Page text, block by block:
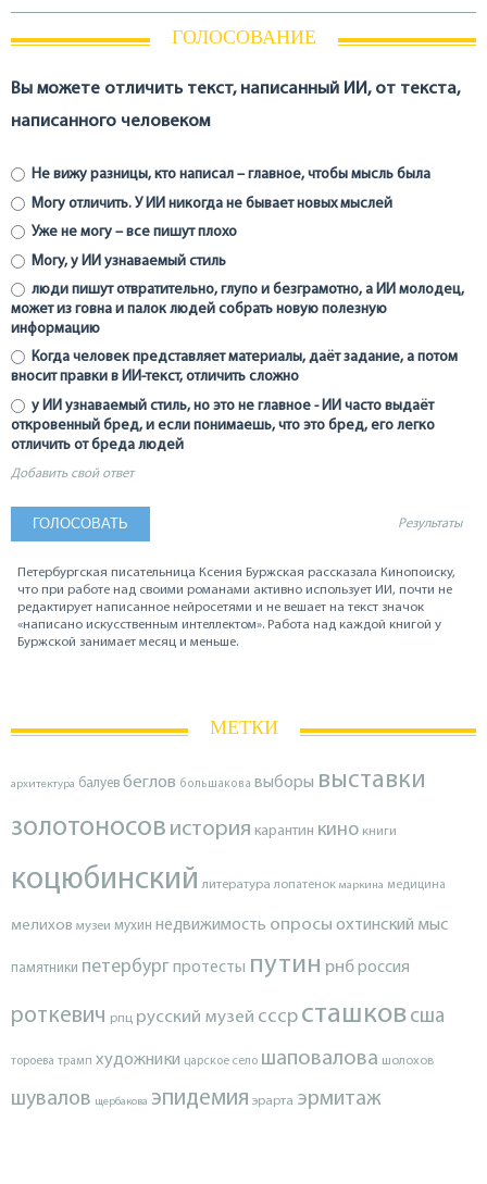
ГОЛОСОВАНИЕ
Вы можете отличить текст, написанный ИИ, от текста,
написанного человеком
Не вижу разницы, кто написал – главное, чтобы мысль была
Могу отличить. У ИИ никогда не бывает новых мыслей
Уже не могу – все пишут плохо
Могу, у ИИ узнаваемый стиль
люди пишут отвратительно, глупо и безграмотно, а ИИ молодец,
может из говна и палок людей собрать новую полезную
информацию
Когда человек представляет материалы, даёт задание, а потом
вносит правки в ИИ-текст, отличить сложно
у ИИ узнаваемый стиль, но это не главное - ИИ часто выдаёт
откровенный бред, и если понимаешь, что это бред, его легко
отличить от бреда людей
Добавить свой ответ
Результаты
Петербургская писательница Ксения Буржская рассказала Кинопоиску,
что при работе над своими романами активно использует ИИ, почти не
редактирует написанное нейросетями и не вешает на текст значок
«написано искусственным интеллектом». Работа над каждой книгой у
Буржской занимает месяц и меньше.
МЕТКИ
архитектура балуев беглов большакова выборы выставки
золотоносов история карантин кино книги
коцюбинский литература лопатенок маркина медицина
мелихов музеи мухин недвижимость опросы охтинский мыс
памятники петербургпротесты путин рнброссия
роткевич рпц русский музей ссср сташков сша
тороева трамп художники царское село шаповалова шолохов
шувалов щербакова эпидемия эрарта эрмитаж